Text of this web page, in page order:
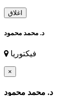
اغلاق
د. محمد محمود
فيكتوريا
×
د. محمد محمود